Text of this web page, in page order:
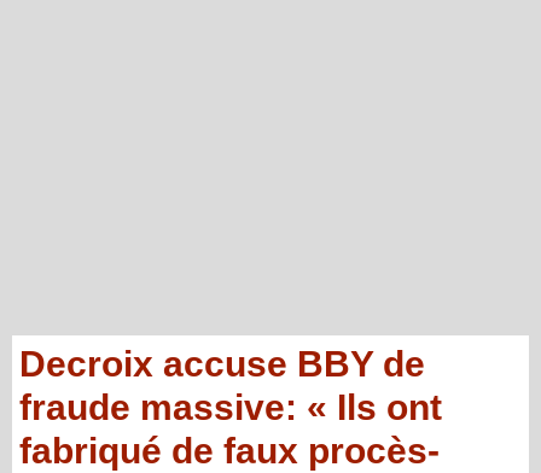
Decroix accuse BBY de
fraude massive: « Ils ont
fabriqué de faux procès-